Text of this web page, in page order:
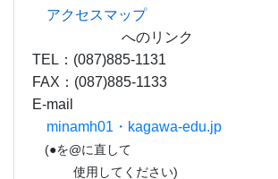
Takamatsu Minami
High School.
All Rights Reserved.
ご注意ください
個人情報が狙われています。ご注意ください！